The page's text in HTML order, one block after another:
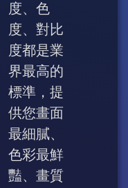
度、色
度、對比
度都是業
界最高的
標準，提
供您畫面
最細膩、
色彩最鮮
豔、畫質